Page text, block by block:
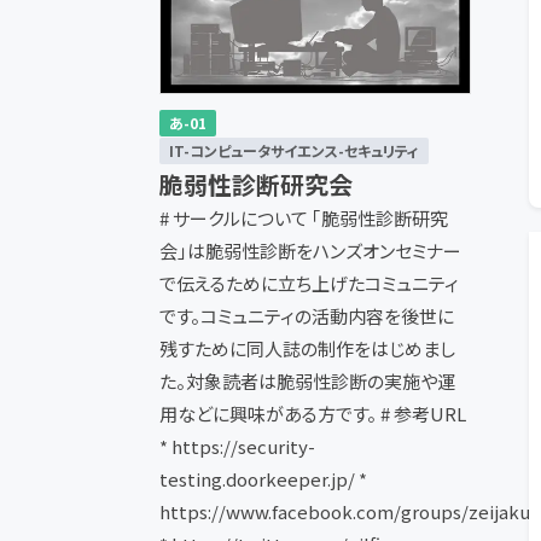
あ-01
IT-コンピュータサイエンス-セキュリティ
脆弱性診断研究会
# サークルについて ｢脆弱性診断研究
会｣は脆弱性診断をハンズオンセミナー
で伝えるために立ち上げたコミュニティ
です。コミュニティの活動内容を後世に
残すために同人誌の制作をはじめまし
た。対象読者は脆弱性診断の実施や運
用などに興味がある方です。 # 参考URL
* https://security-
testing.doorkeeper.jp/ *
https://www.facebook.com/groups/